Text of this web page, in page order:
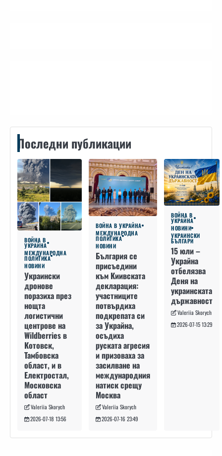
Последни публикации
ВОЙНА В
УКРАЙНА
МЕЖДУНАРОДНА
ПОЛИТИКА
НОВИНИ
Украински
дронове
поразиха през
нощта
логистични
центрове на
Wildberries в
Котовск,
Тамбовска
област, и в
Електростал,
Московска
област
Valeriia Skorych
2026-07-18 13:56
ВОЙНА В УКРАЙНА
МЕЖДУНАРОДНА
ПОЛИТИКА
НОВИНИ
България се
присъедини
към Киивската
декларация:
участниците
потвърдиха
подкрепата си
за Украйна,
осъдиха
руската агресия
и призоваха за
засилване на
международния
натиск срещу
Москва
Valeriia Skorych
2026-07-16 23:49
ВОЙНА В
УКРАЙНА
НОВИНИ
УКРАИНСКИ
БЪЛГАРИ
15 юли –
Украйна
отбелязва
Деня на
украинската
държавност
Valeriia Skorych
2026-07-15 13:29